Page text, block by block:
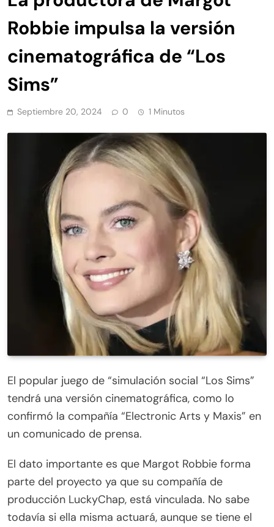
Robbie impulsa la versión
cinematográfica de “Los
Sims”
Septiembre 20, 2024 0 1 Minutos
El popular juego de “simulación social “Los Sims”
tendrá una versión cinematográfica, como lo
confirmó la compañía “Electronic Arts y Maxis” en
un comunicado de prensa.
El dato importante es que Margot Robbie forma
parte del proyecto ya que su compañía de
producción LuckyChap, está vinculada. No sabe
todavía si ella misma actuará, aunque se tiene el